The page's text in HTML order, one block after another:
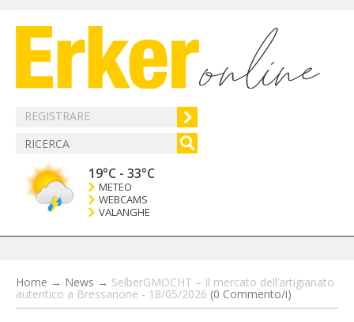
REGISTRARE
19°C - 33°C
METEO
WEBCAMS
VALANGHE
Home → News → SelberGMOCHT – Il mercato dell’artigianato
autentico a Bressanone - 18/05/2026 (0 Commento/i)